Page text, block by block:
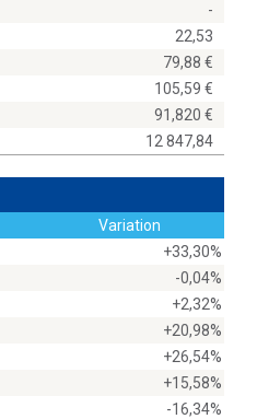
-
22,53
79,88
105,59
91,820
12 847,84
Variation
+33,30%
-0,04%
+2,32%
+20,98%
+26,54%
+15,58%
-16,34%